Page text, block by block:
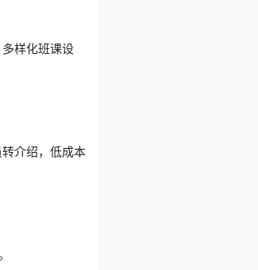
样化班课设
介绍，低成本